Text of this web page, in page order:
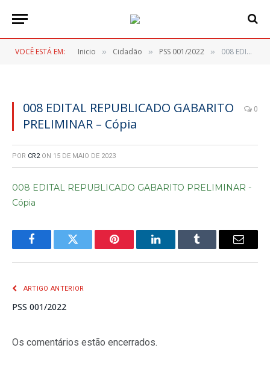
VOCÊ ESTÁ EM: Inicio » Cidadão » PSS 001/2022 » 008 EDITAL REPUBLICADO GABARITO PRELIMINAR – Cópia
008 EDITAL REPUBLICADO GABARITO
PRELIMINAR – Cópia
0
POR CR2 ON 15 DE MAIO DE 2023
008 EDITAL REPUBLICADO GABARITO PRELIMINAR -
Cópia
FacebookTwitter Pinterest LinkedInTumblr
E-
ARTIGO ANTERIOR
PSS 001/2022
Os comentários estão encerrados.